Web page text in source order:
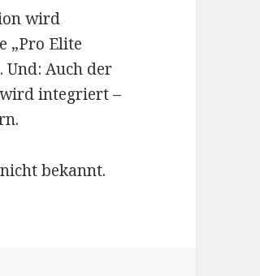
wird
„Pro Elite
Und: Auch der
wird integriert –
bekannt.